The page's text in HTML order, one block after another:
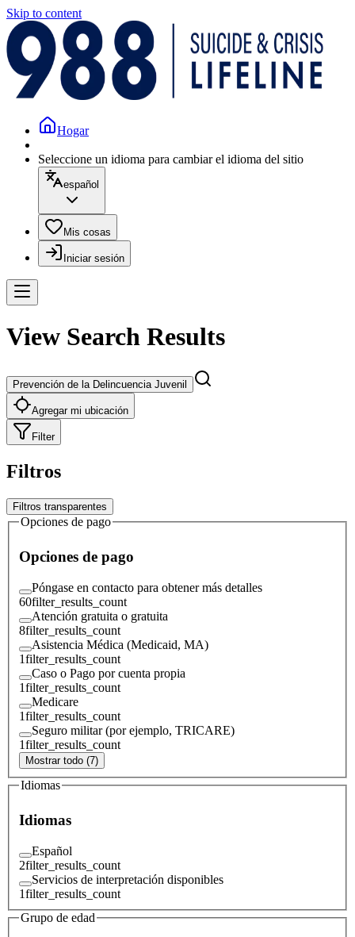
Skip to content
Hogar
Seleccione un idioma para cambiar el idioma del sitio
español
Mis cosas
Iniciar sesión
View Search Results
Prevención de la Delincuencia Juvenil
Agregar mi ubicación
Filter
Filtros
Filtros transparentes
Opciones de pago
Opciones de pago
Póngase en contacto para obtener más detalles
60filter_results_count
Atención gratuita o gratuita
8filter_results_count
Asistencia Médica (Medicaid, MA)
1filter_results_count
Caso o Pago por cuenta propia
1filter_results_count
Medicare
1filter_results_count
Seguro militar (por ejemplo, TRICARE)
1filter_results_count
Mostrar todo (7)
Idiomas
Idiomas
Español
2filter_results_count
Servicios de interpretación disponibles
1filter_results_count
Grupo de edad